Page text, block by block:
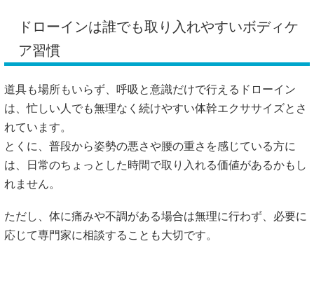
ドローインは誰でも取り入れやすいボディケ
ア習慣
道具も場所もいらず、呼吸と意識だけで行えるドローイン
は、忙しい人でも無理なく続けやすい体幹エクササイズとさ
れています。
とくに、普段から姿勢の悪さや腰の重さを感じている方に
は、日常のちょっとした時間で取り入れる価値があるかもし
れません。
ただし、体に痛みや不調がある場合は無理に行わず、必要に
応じて専門家に相談することも大切です。